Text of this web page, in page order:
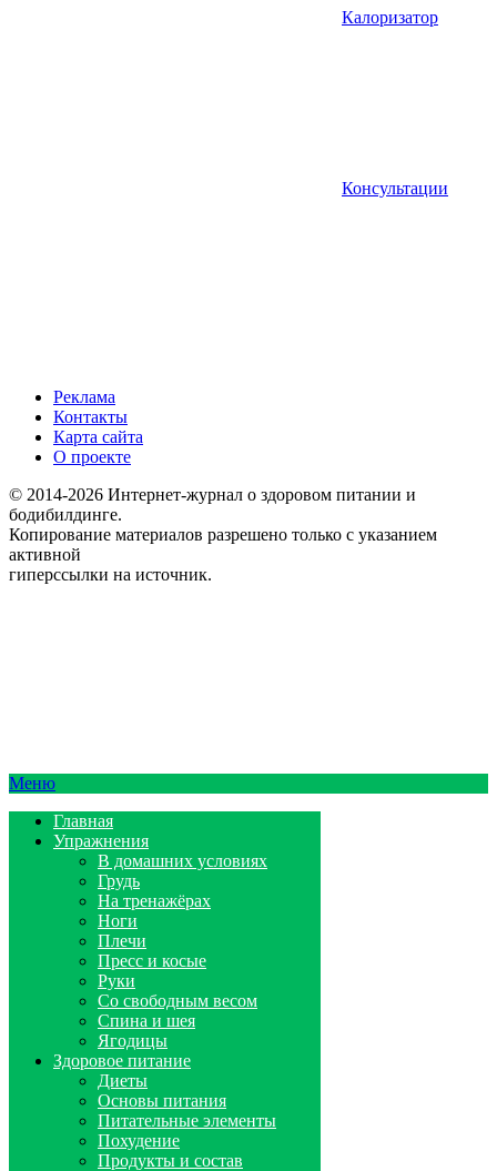
Калоризатор
Консультации
Реклама
Контакты
Карта сайта
О проекте
© 2014-2026 Интернет-журнал о здоровом питании и
бодибилдинге.
Копирование материалов разрешено только с указанием
активной
гиперссылки на источник.
Меню
Главная
Упражнения
В домашних условиях
Грудь
На тренажёрах
Ноги
Плечи
Пресс и косые
Руки
Со свободным весом
Спина и шея
Ягодицы
Здоровое питание
Диеты
Основы питания
Питательные элементы
Похудение
Продукты и состав